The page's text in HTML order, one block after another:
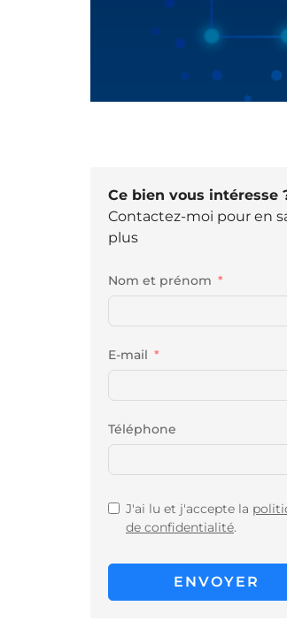
Ce bien vous intéresse
Contactez-moi pour en
plus
Nom et prénom
E-mail
Téléphone
J'ai lu et j'accepte la
de confidentialité.
ENVOYER